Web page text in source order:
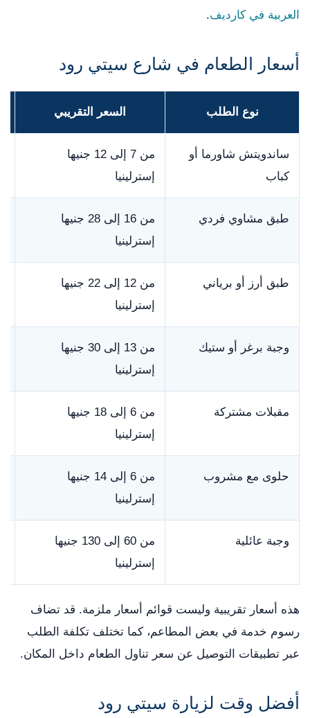
العربية في كارديف.
أسعار الطعام في شارع سيتي رود
نوع الطلب السعر التقريبي
ساندويتش شاورما أو
كباب
من 7 إلى 12 جنيها
إسترلينيا
طبق مشاوي فردي
من 16 إلى 28 جنيها
إسترلينيا
طبق أرز أو برياني
من 12 إلى 22 جنيها
إسترلينيا
وجبة برغر أو ستيك
من 13 إلى 30 جنيها
إسترلينيا
مقبلات مشتركة
من 6 إلى 18 جنيها
إسترلينيا
حلوى مع مشروب
من 6 إلى 14 جنيها
إسترلينيا
وجبة عائلية
من 60 إلى 130 جنيها
إسترلينيا
هذه أسعار تقريبية وليست قوائم أسعار ملزمة. قد تضاف
رسوم خدمة في بعض المطاعم، كما تختلف تكلفة الطلب
عبر تطبيقات التوصيل عن سعر تناول الطعام داخل المكان.
أفضل وقت لزيارة سيتي رود